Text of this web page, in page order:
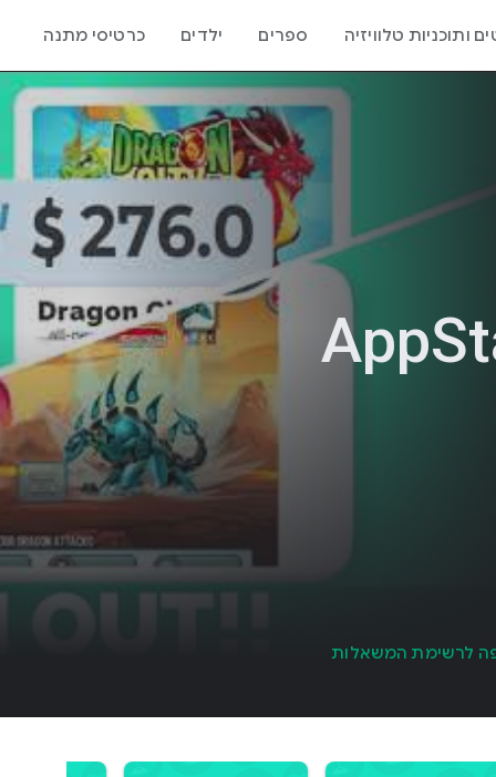
ותוכניות טלוויזיה ספרים ילדים כרטיסי מתנה
לרשימת המשאלות